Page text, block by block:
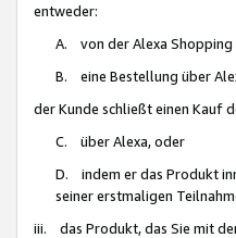
entweder:
A. von der Alexa Shopping
B. eine Bestellung über
der Kunde schließt einen Kauf
C. über Alexa, oder
D. indem er das Produkt
seiner erstmaligen
iii. das Produkt, das Sie mit